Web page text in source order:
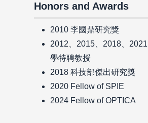
Honors and Awards
2010 李國鼎研究獎
2012、2015、2018、
學特聘教授
2018 科技部傑出研究獎
2020 Fellow of SPIE
2024 Fellow of OPTICA